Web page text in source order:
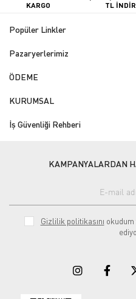
KARGO
TL
Popüler Linkler
Pazaryerlerimiz
ÖDEME
KURUMSAL
İş Güvenliği Rehberi
KAMPANYALARDAN
Gizlilik politikasını